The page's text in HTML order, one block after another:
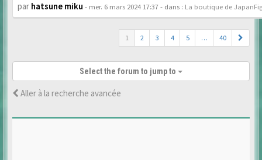
par hatsune miku - mer. 6 mars 2024 17:37- dans : La boutique de
1 2 3 4 5 … 40
Select the forum to jump to
Aller à la recherche avancée